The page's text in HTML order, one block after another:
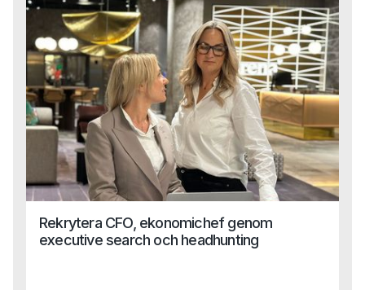
Rekrytera CFO, ekonomichef genom
executive search och headhunting